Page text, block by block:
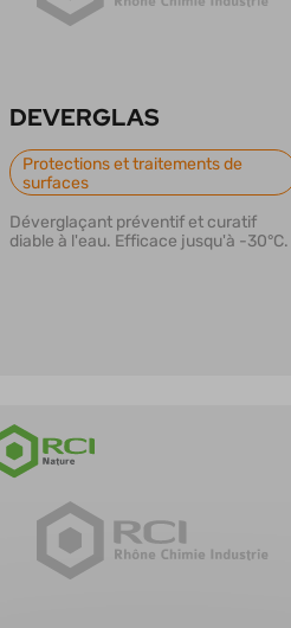
DEVERGLAS
Protections et traitements de
surfaces
Déverglaçant préventif et curatif
diable à l'eau. Efficace jusqu'à -30°C.
En savoir plus